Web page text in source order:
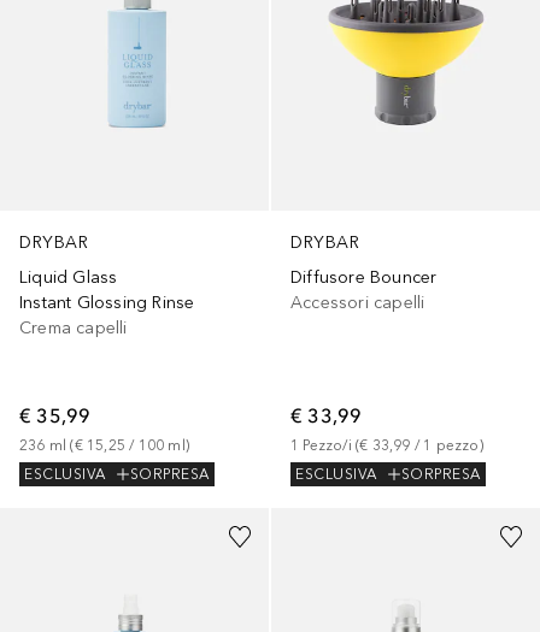
DRYBAR
Liquid Glass
Instant Glossing Rinse
Crema capelli
€ 35,99
236 ml (€ 15,25 / 100 ml )
ESCLUSIVA
SORPRESA
DRYBAR
Diffusore Bouncer
Accessori capelli
€ 33,99
1 Pezzo/i (€ 33,99 / 1 pezzo)
ESCLUSIVA
SORPRESA